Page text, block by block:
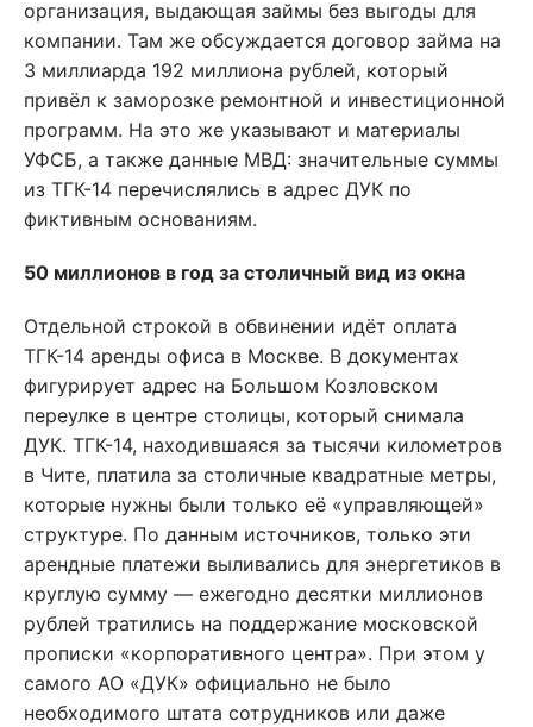
организация, выдающая займы без выгоды для
компании. Там же обсуждается договор займа на
3 миллиарда 192 миллиона рублей, который
привёл к заморозке ремонтной и инвестиционной
программ. На это же указывают и материалы
УФСБ, а также данные МВД: значительные суммы
из ТГК-14 перечислялись в адрес ДУК по
фиктивным основаниям.
50 миллионов в год за столичный вид из окна
Отдельной строкой в обвинении идёт оплата
ТГК-14 аренды офиса в Москве. В документах
фигурирует адрес на Большом Козловском
переулке в центре столицы, который снимала
ДУК. ТГК-14, находившаяся за тысячи километров
в Чите, платила за столичные квадратные метры,
которые нужны были только её «управляющей»
структуре. По данным источников, только эти
арендные платежи выливались для энергетиков в
круглую сумму — ежегодно десятки миллионов
рублей тратились на поддержание московской
прописки «корпоративного центра». При этом у
самого АО «ДУК» официально не было
необходимого штата сотрудников или даже